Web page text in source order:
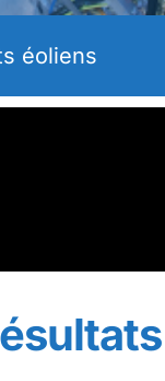
éoliens